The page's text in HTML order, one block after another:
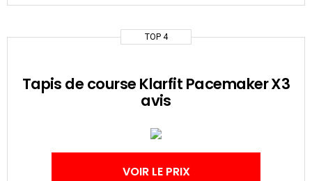
TOP 4
Tapis de course Klarfit Pacemaker X3
avis
VOIR LE PRIX